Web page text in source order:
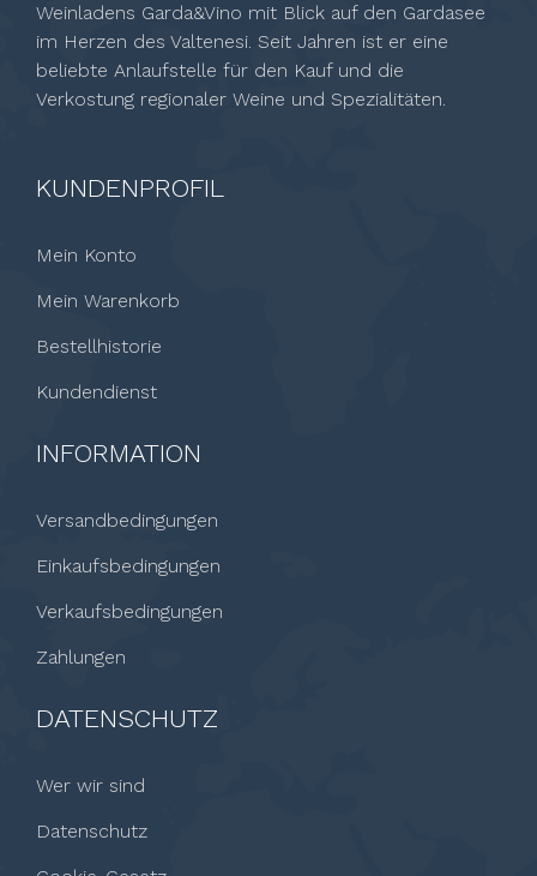
Weinladens Garda&Vino mit Blick auf den Gardasee
im Herzen des Valtenesi. Seit Jahren ist er eine
beliebte Anlaufstelle für den Kauf und die
Verkostung regionaler Weine und Spezialitäten.
KUNDENPROFIL
Mein Konto
Mein Warenkorb
Bestellhistorie
Kundendienst
INFORMATION
Versandbedingungen
Einkaufsbedingungen
Verkaufsbedingungen
Zahlungen
DATENSCHUTZ
Wer wir sind
Datenschutz